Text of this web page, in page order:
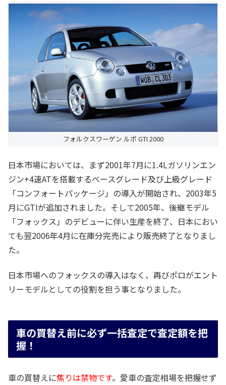
フォルクスワーゲン ルポ GTI 2000
日本市場においては、まず2001年7月に1.4Lガソリンエン
ジン+4速ATを搭載するベースグレード及び上級グレード
「コンフォートパッケージ」の導入が開始され、2003年5
月にGTIが追加されました。そして2005年、後継モデル
「フォックス」のデビューに伴い生産を終了、日本におい
ても翌2006年4月に在庫分完売により販売終了となりまし
た。
日本市場へのフォックスの導入はなく、再びポロがエント
リーモデルとしての役割を担う事となりました。
車の買替え前に必ず一括査定で査定額を把
握！
車の買替えに焦りは禁物です。愛車の査定相場を把握せず